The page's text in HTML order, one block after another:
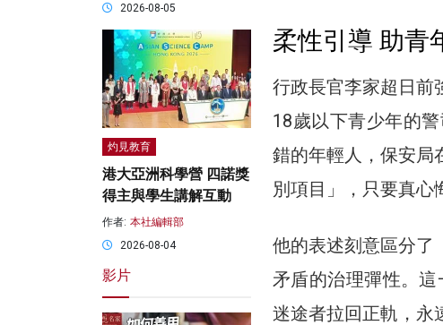
柔性引導 助青
行政長官李家超日前
18歲以下青少年的
錯的年輕人，保安局
別項目」，只要真心
他的表述刻意區分了
矛盾的治理彈性。
迷途者拉回正軌，永
2026-08-05
灼見教育
港大亞洲科學營 四諾獎
得主與學生講解互動
作者: 本社編輯部
2026-08-04
影片